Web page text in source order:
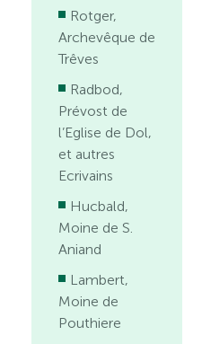
Rotger,
Archevêque de
Trêves
Radbod,
Prévost de
l’Eglise de Dol,
et autres
Ecrivains
Hucbald,
Moine de S.
Aniand
Lambert,
Moine de
Pouthiere